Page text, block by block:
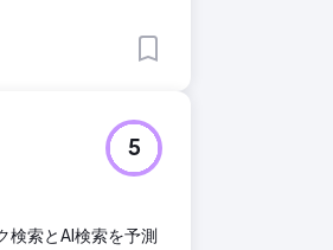
5
検索とAI検索を予測